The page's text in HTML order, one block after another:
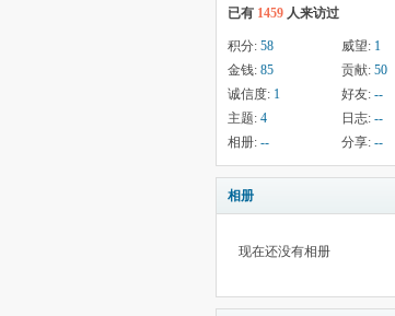
已有 1459 人来访过
积分: 58 威望: 1
金钱: 85 贡献: 50
诚信度: 1 好友: --
主题: 4 日志: --
相册: -- 分享: --
相册
现在还没有相册